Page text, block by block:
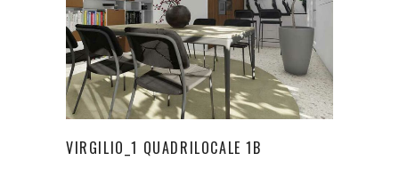
VIRGILIO_1 QUADRILOCALE 1B